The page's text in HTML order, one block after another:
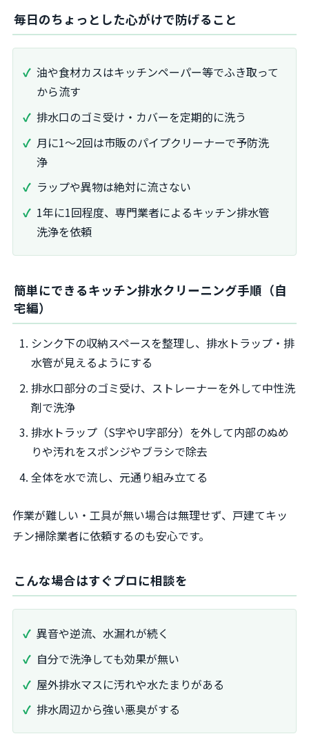
毎日のちょっとした心がけで防げること
油や食材カスはキッチンペーパー等でふき取って
から流す
排水口のゴミ受け・カバーを定期的に洗う
月に1～2回は市販のパイプクリーナーで予防洗
浄
ラップや異物は絶対に流さない
1年に1回程度、専門業者によるキッチン排水管
洗浄を依頼
簡単にできるキッチン排水クリーニング手順（自
宅編）
シンク下の収納スペースを整理し、排水トラップ・排
水管が見えるようにする
排水口部分のゴミ受け、ストレーナーを外して中性洗
剤で洗浄
排水トラップ（S字やU字部分）を外して内部のぬめ
りや汚れをスポンジやブラシで除去
全体を水で流し、元通り組み立てる
作業が難しい・工具が無い場合は無理せず、戸建てキッ
チン掃除業者に依頼するのも安心です。
こんな場合はすぐプロに相談を
異音や逆流、水漏れが続く
自分で洗浄しても効果が無い
屋外排水マスに汚れや水たまりがある
排水周辺から強い悪臭がする